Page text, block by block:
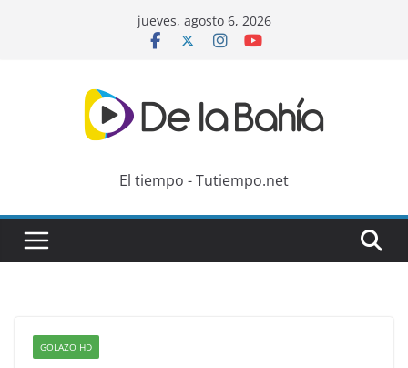
jueves, agosto 6, 2026
El tiempo - Tutiempo.net
GOLAZO HD